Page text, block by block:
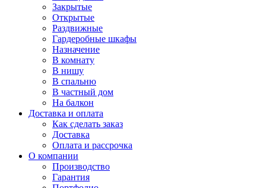
Закрытые
Открытые
Раздвижные
Гардеробные шкафы
Назначение
В комнату
В нишу
В спальню
В частный дом
На балкон
Доставка и оплата
Как сделать заказ
Доставка
Оплата и рассрочка
О компании
Производство
Гарантия